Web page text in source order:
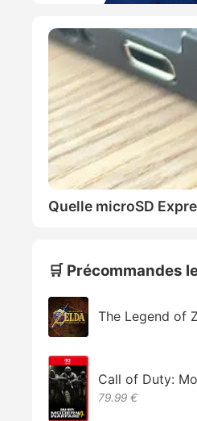
Quelle microSD
🛒 Précommandes
The Legend of
Call of Duty:
79.99 €